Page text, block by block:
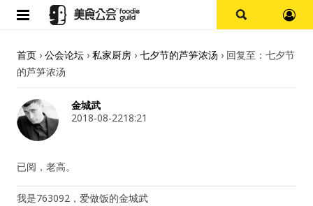
首页
探店报告
上海
首页 › 公会论坛 › 私家厨房 › 七夕节的芦笋浓汤 › 回复至：七夕节
的芦笋浓汤
金城武
2018-08-2218:21
已阅，老高。
我是763092，爱做饭的金城武